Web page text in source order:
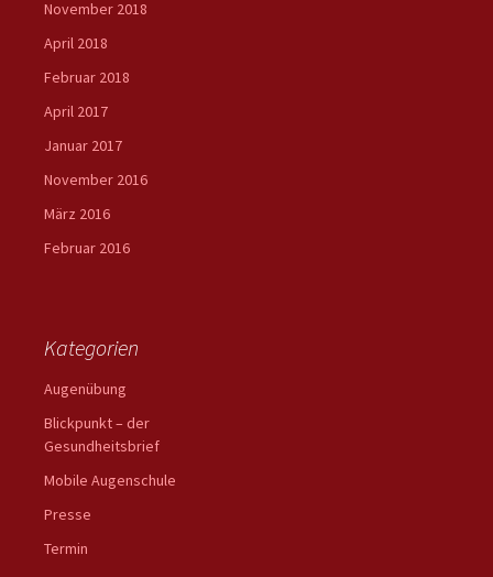
November 2018
April 2018
Februar 2018
April 2017
Januar 2017
November 2016
März 2016
Februar 2016
Kategorien
Augenübung
Blickpunkt – der
Gesundheitsbrief
Mobile Augenschule
Presse
Termin